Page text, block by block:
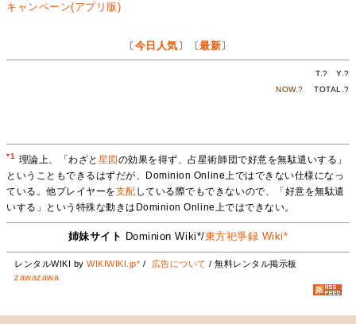
キャンペーン(アプリ版)
〔 今日人気 〕〔最新〕
T.? Y.?
NOW.? TOTAL.?
*1 理論上、「わざと 星図 の効果を得ず、占星術師団で好意を無駄遣いする」
ということもできるはずだが、Dominion Online上ではできない仕様になっ
ている。他プレイヤーを支配 している際でもできないので、「好意を無駄遣
いする」という特殊な動きはDominion Online上ではできない。
姉妹サイト Dominion Wiki*/東方祀爭録 Wiki*
レンタルWIKI byWIKIWIKI.jp* / 広告について / 無料レンタル掲示板
zawazawa